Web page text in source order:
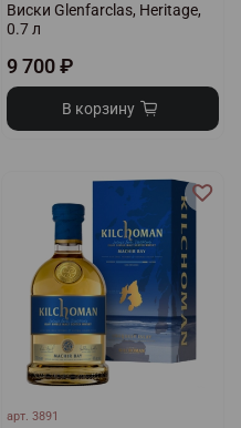
Виски Glenfarclas, Heritage,
0.7 л
9 700 ₽
В корзину
арт.3891